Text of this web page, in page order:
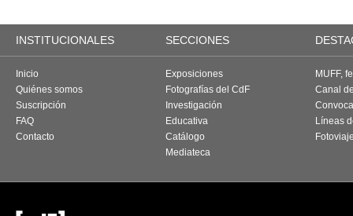
INSTITUCIONALES SECCIONES
Inicio
Quiénes somos
Suscripción
FAQ
Contacto
Exposiciones
Fotografías del CdF
Investigación
Educativa
Catálogo
Mediateca
MUFF,
Canal
Líneas